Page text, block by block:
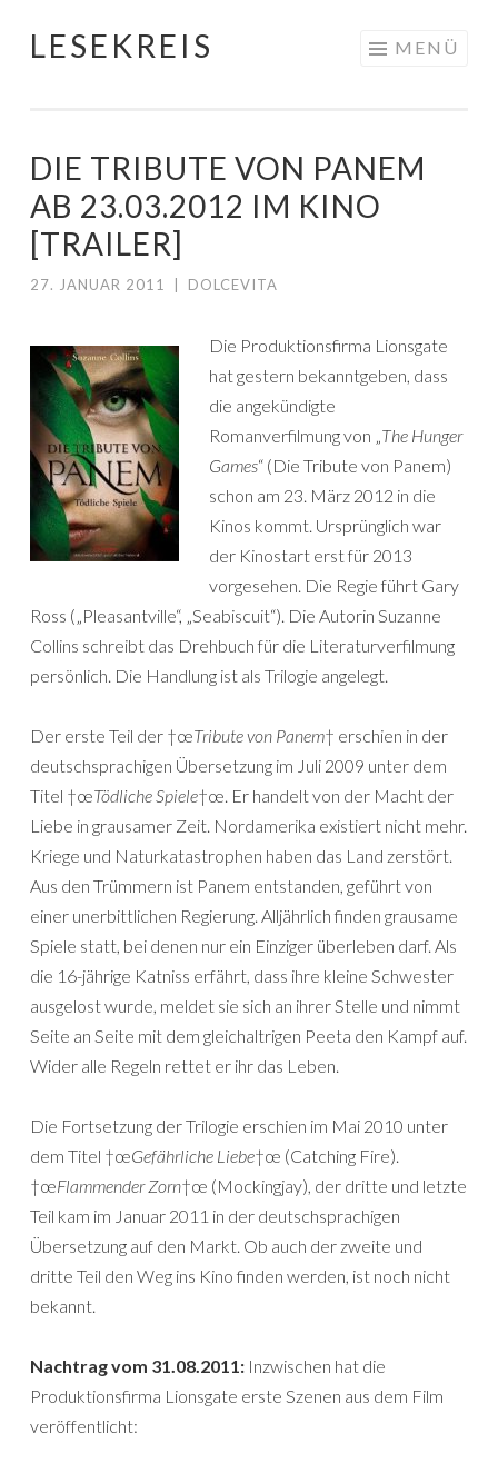
Springe
LESEKREIS MENÜ
DIE TRIBUTE VON PANEM
AB 23.03.2012 IM KINO
[TRAILER]
27. JANUAR 2011 DOLCEVITA
Die Produktionsfirma Lionsgate
hat gestern bekanntgeben, dass
die angekündigte
Romanverfilmung von „The Hunger
Games“ (Die Tribute von Panem)
schon am 23. März 2012 in die
Kinos kommt. Ursprünglich war
der Kinostart erst für 2013
vorgesehen. Die Regie führt Gary
Ross („Pleasantville“, „Seabiscuit“). Die Autorin Suzanne
Collins schreibt das Drehbuch für die Literaturverfilmung
persönlich. Die Handlung ist als Trilogie angelegt.
Der erste Teil der †œTribute von Panem† erschien in der
deutschsprachigen Übersetzung im Juli 2009 unter dem
Titel †œTödliche Spiele†œ. Er handelt von der Macht der
Liebe in grausamer Zeit. Nordamerika existiert nicht mehr.
Kriege und Naturkatastrophen haben das Land zerstört.
Aus den Trümmern ist Panem entstanden, geführt von
einer unerbittlichen Regierung. Alljährlich finden grausame
Spiele statt, bei denen nur ein Einziger überleben darf. Als
die 16-jährige Katniss erfährt, dass ihre kleine Schwester
ausgelost wurde, meldet sie sich an ihrer Stelle und nimmt
Seite an Seite mit dem gleichaltrigen Peeta den Kampf auf.
Wider alle Regeln rettet er ihr das Leben.
Die Fortsetzung der Trilogie erschien im Mai 2010 unter
dem Titel †œGefährliche Liebe†œ (Catching Fire).
†œFlammender Zorn†œ (Mockingjay), der dritte und letzte
Teil kam im Januar 2011 in der deutschsprachigen
Übersetzung auf den Markt. Ob auch der zweite und
dritte Teil den Weg ins Kino finden werden, ist noch nicht
bekannt.
Nachtrag vom 31.08.2011: Inzwischen hat die
Produktionsfirma Lionsgate erste Szenen aus dem Film
veröffentlicht: